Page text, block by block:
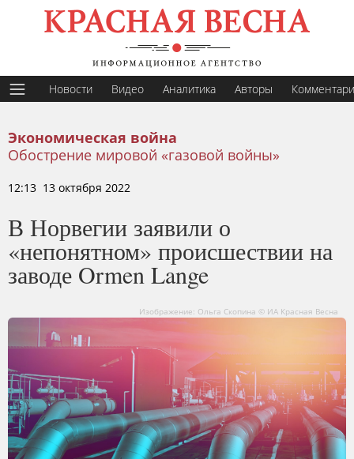
Новости Видео Аналитика Авторы
Экономическая война
Обострение мировой «газовой войны»
12:13 13 октября 2022
В Норвегии заявили о
«непонятном» происшествии на
заводе Ormen Lange
Изображение: Ольга Скопина © ИА Красная Весна